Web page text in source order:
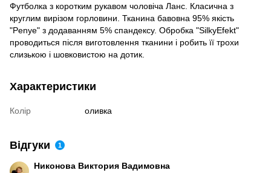
Футболка з коротким рукавом чоловіча Ланс. Класична з
круглим вирізом горловини. Тканина бавовна 95% якість
"Penye" ​з додаванням 5% спандексу. Обробка "SilkyEfekt"
проводиться після виготовлення тканини і робить її трохи
слизькою і шовковистою на дотик.
Характеристики
Колір оливка
Відгуки 1
Никонова Виктория Вадимовна